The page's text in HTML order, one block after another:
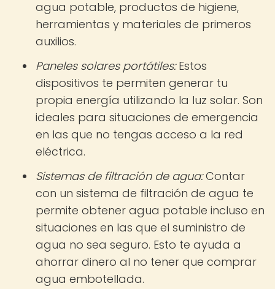
agua potable, productos de higiene,
herramientas y materiales de primeros
auxilios.
Paneles solares portátiles:Estos
dispositivos te permiten generar tu
propia energía utilizando la luz solar. Son
ideales para situaciones de emergencia
en las que no tengas acceso a la red
eléctrica.
Sistemas de filtración de agua:Contar
con un sistema de filtración de agua te
permite obtener agua potable incluso en
situaciones en las que el suministro de
agua no sea seguro. Esto te ayuda a
ahorrar dinero al no tener que comprar
agua embotellada.